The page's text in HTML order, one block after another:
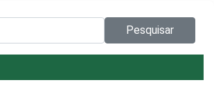
Pesquisar